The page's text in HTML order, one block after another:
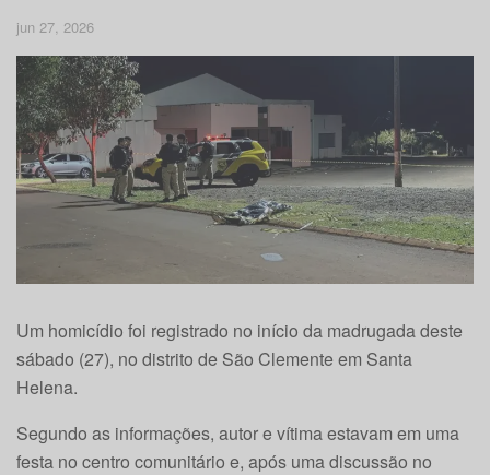
jun 27, 2026
Um homicídio foi registrado no início da madrugada deste
sábado (27), no distrito de São Clemente em Santa
Helena.
Segundo as informações, autor e vítima estavam em uma
festa no centro comunitário e, após uma discussão no